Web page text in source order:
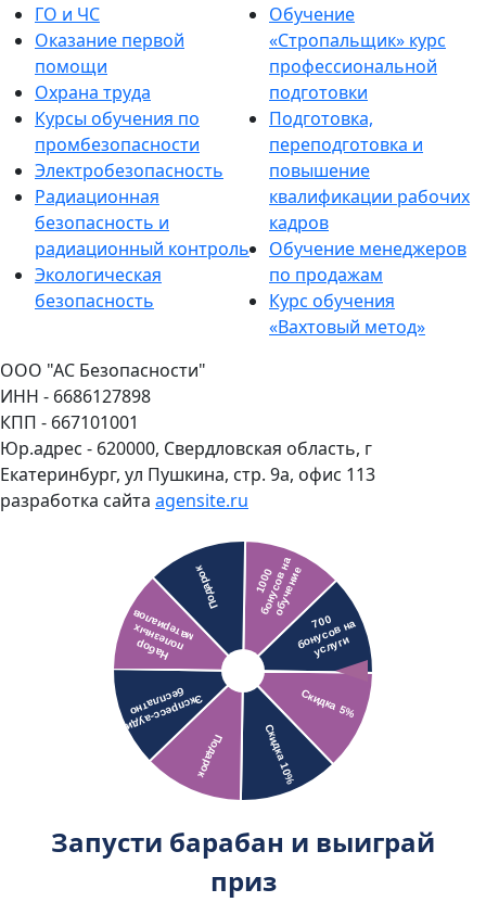
ГО и ЧС
Оказание первой
помощи
Охрана труда
Курсы обучения по
промбезопасности
Электробезопасность
Радиационная
безопасность и
радиационный контроль
Экологическая
безопасность
Обучение
«Стропальщик» курс
профессиональной
подготовки
Подготовка,
переподготовка и
повышение
квалификации рабочих
кадров
Обучение менеджеров
по продажам
Курс обучения
«Вахтовый метод»
ООО "АС Безопасности"
ИНН - 6686127898
КПП - 667101001
Юр.адрес - 620000, Свердловская область, г
Екатеринбург, ул Пушкина, стр. 9а, офис 113
разработка сайта agensite.ru
Запусти барабан и выиграй
приз